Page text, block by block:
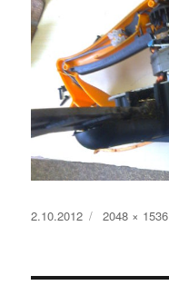
Publikováno:
2.10.2012
Původní
2048 × 1536